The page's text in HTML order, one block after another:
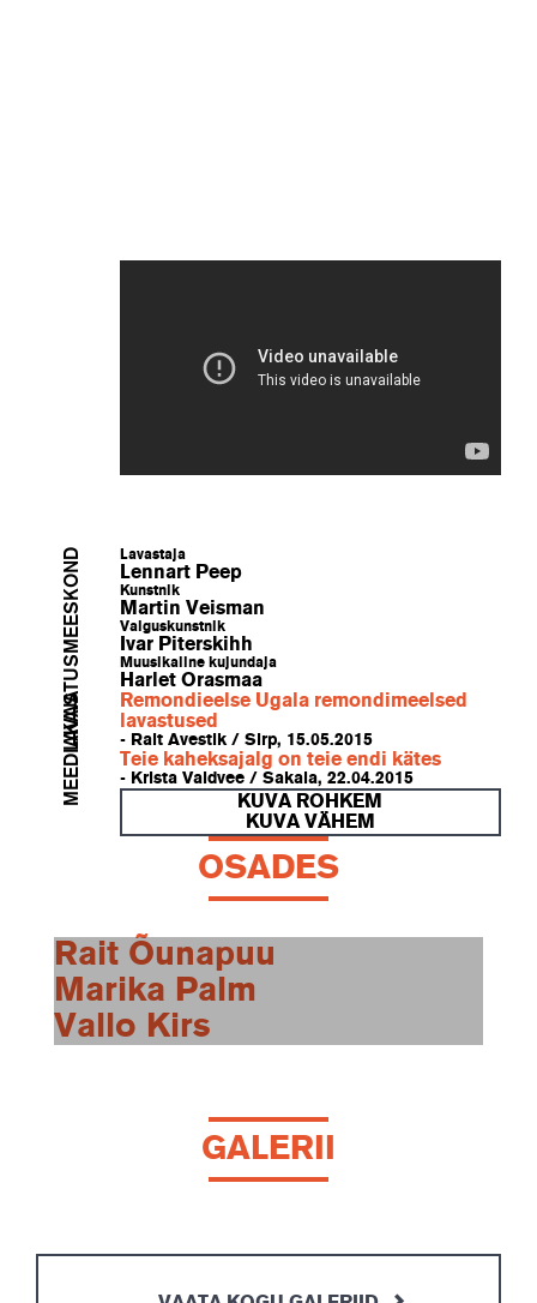
LAVASTUSMEESKOND Lavastaja
Lennart Peep
Kunstnik
Martin Veisman
Valguskunstnik
Ivar Piterskihh
Muusikaline kujundaja
Harlet Orasmaa
MEEDIAKAJA
Remondieelse Ugala remondimeelsed
lavastused
- Rait Avestik / Sirp, 15.05.2015
Teie kaheksajalg on teie endi kätes
- Krista Valdvee / Sakala, 22.04.2015
KUVA ROHKEM
KUVA VÄHEM
OSADES
Rait Õunapuu
Marika Palm
Vallo Kirs
GALERII